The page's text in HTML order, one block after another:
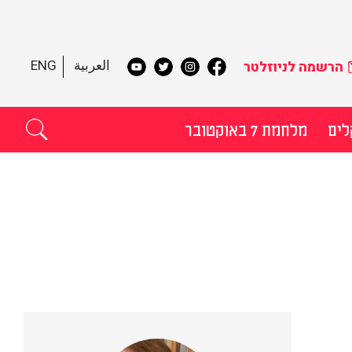
הרשמה לניוזלטר العربية ENG
מלחמת 7 באוקטובר